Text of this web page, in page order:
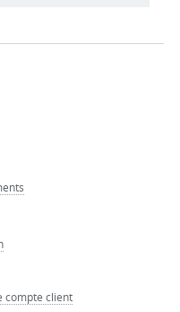
compte client